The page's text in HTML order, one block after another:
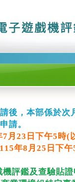
後，本部係於
後，本部係於
後，本部係於
後，本部係於
後，本部係於
後，本部係於
後，本部係於
後，本部係於
後，本部係於
後，本部係於
後，本部係於
後，本部係於
後，本部係於
後，本部係於
後，本部係於
後，本部係於
後，本部係於
後，本部係於
後，本部係於
後，本部係於
後，本部係於
後，本部係於
後，本部係於
後，本部係於
後，本部係於
後，本部係於
後，本部係於
後，本部係於
後，本部係於
後，本部係於